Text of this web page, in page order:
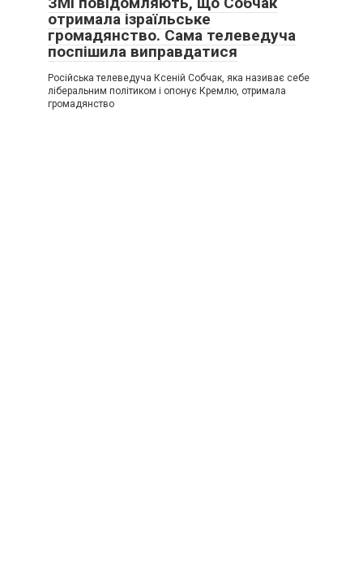
отримала ізраїльське
громадянство. Сама телеведуча
поспішила виправдатися
Російська телеведуча Ксеній Собчак, яка називає себе
ліберальним політиком і опонує Кремлю, отримала
громадянство